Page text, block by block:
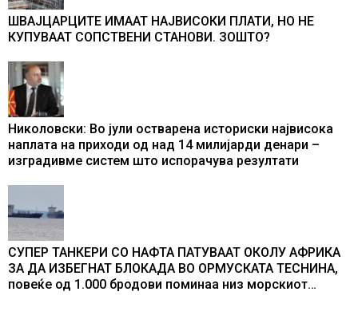
ШВАЈЦАРЦИТЕ ИМААТ НАЈВИСОКИ ПЛАТИ, НО НЕ
КУПУВААТ СОПСТВЕНИ СТАНОВИ. ЗОШТО?
Николовски: Во јули остварена историски највисока
наплата на приходи од над 14 милијарди денари –
изградивме систем што испорачува резултати
СУПЕР ТАНКЕРИ СО НАФТА ПАТУВААТ ОКОЛУ АФРИКА
ЗА ДА ИЗБЕГНАТ БЛОКАДА ВО ОРМУСКАТА ТЕСНИНА,
повеќе од 1.000 бродови поминаа низ морскиот